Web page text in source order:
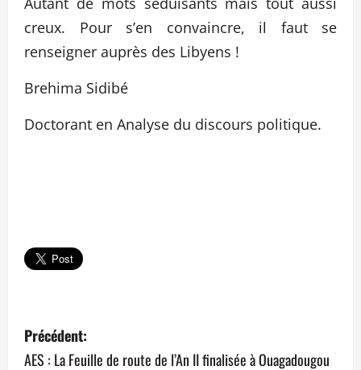
creux. Pour s’en convaincre, il faut se
renseigner auprès des Libyens !
Brehima Sidibé
Doctorant en Analyse du discours politique.
N
a
Précédent:
AES : La Feuille de route de l’An II finalisée à Ouagadougou